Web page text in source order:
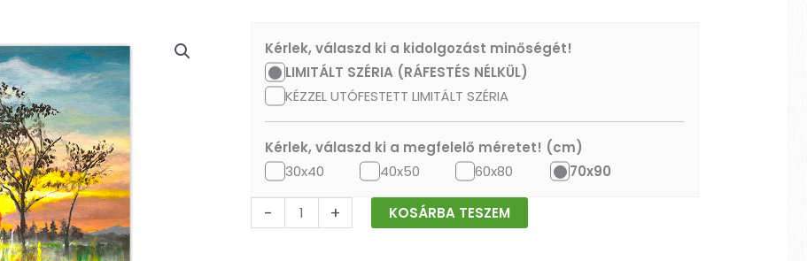
Kérlek, válaszd ki a kidolgozást minőségét!
LIMITÁLT SZÉRIA (RÁFESTÉS NÉLKÜL)
KÉZZEL UTÓFESTETT LIMITÁLT SZÉRIA
Kérlek, válaszd ki a megfelelő méretet! (cm)
30x40
40x50 60x80 70x90
-
mennyiség
+ KOSÁRBA TESZEM